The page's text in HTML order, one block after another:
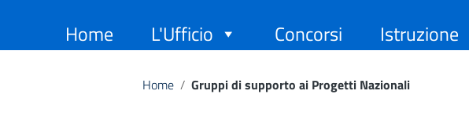
Home L'Ufficio Concorsi Istruzione
Home / Gruppi di supporto ai Progetti Nazionali